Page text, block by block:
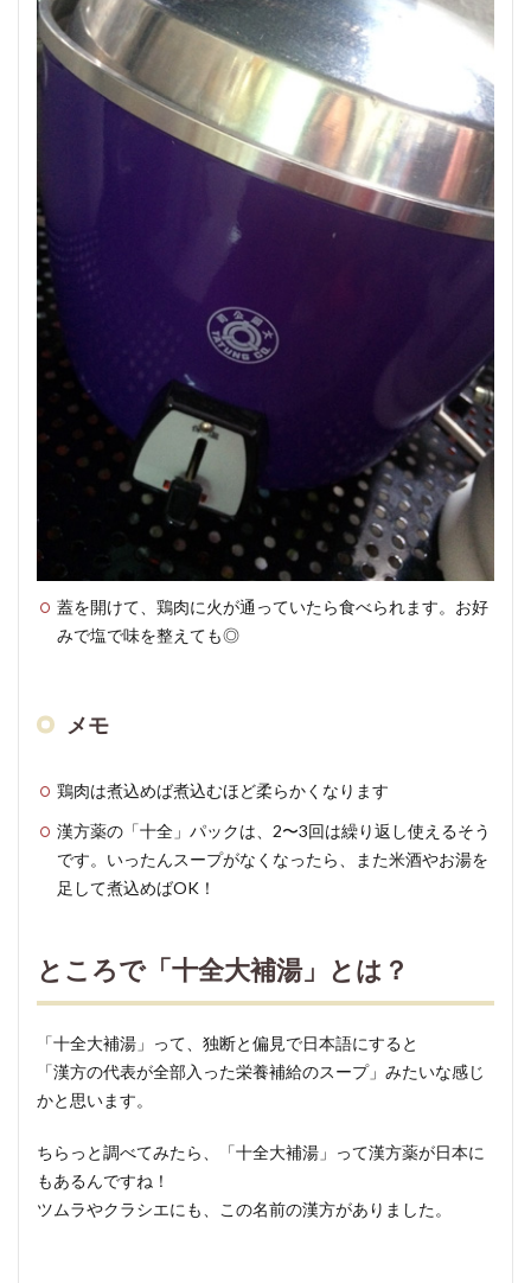
蓋を開けて、鶏肉に火が通っていたら食べられます。お好
みで塩で味を整えても◎
メモ
鶏肉は煮込めば煮込むほど柔らかくなります
漢方薬の「十全」パックは、2〜3回は繰り返し使えるそう
です。いったんスープがなくなったら、また米酒やお湯を
足して煮込めばOK！
ところで「十全大補湯」とは？
「十全大補湯」って、独断と偏見で日本語にすると
「漢方の代表が全部入った栄養補給のスープ」みたいな感じ
かと思います。
ちらっと調べてみたら、「十全大補湯」って漢方薬が日本に
もあるんですね！
ツムラやクラシエにも、この名前の漢方がありました。